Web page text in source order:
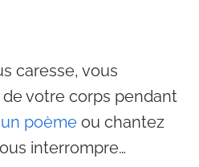
caresse, vous
de votre corps pendant
poème ou chantez
interrompre…